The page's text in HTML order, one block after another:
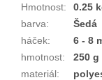
Hmotnost:
0.25
barva:
Šedá
háček:
6 - 8
hmotnost:
250 g
materiál: